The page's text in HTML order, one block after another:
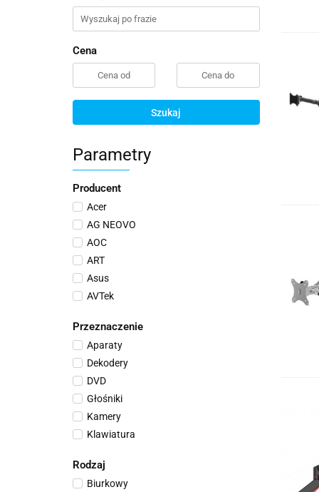
Cena
Szukaj
Parametry
Producent
Acer
AG NEOVO
AOC
ART
Asus
AVTek
Benq
Dell
Digitus
Edbak
Gembird
Gigabyte
HP Inc.
IIYAMA
Przeznaczenie
Aparaty
Dekodery
DVD
Głośniki
Kamery
Klawiatura
Mikrofony
Mini PC
Rodzaj
Biurkowy